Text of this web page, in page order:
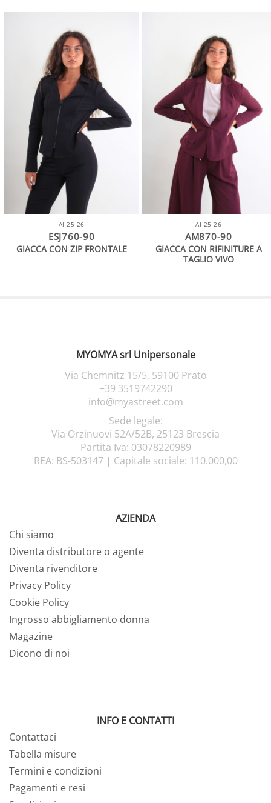
AI 25-26
ESJ760-90
GIACCA CON ZIP FRONTALE
AI 25-26
AM870-90
GIACCA CON RIFINITURE A
TAGLIO VIVO
MYOMYA srl Unipersonale
Via Chemnitz 15/5, 59100 Prato
+39 3519742290
info@myastreet.com
Sede legale:
Via Orzinuovi 52A/52B, 25123 Brescia
Partita Iva: 03078220989
REA: BS-503147 | Capitale sociale: 110.000,00
AZIENDA
Chi siamo
Diventa distributore o agente
Diventa rivenditore
Privacy Policy
Cookie Policy
Ingrosso abbigliamento donna
Magazine
Dicono di noi
INFO E CONTATTI
Contattaci
Tabella misure
Termini e condizioni
Pagamenti e resi